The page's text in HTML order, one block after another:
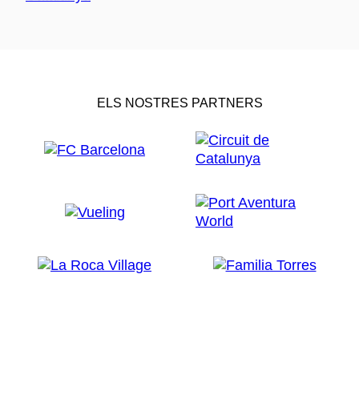
ELS NOSTRES PARTNERS